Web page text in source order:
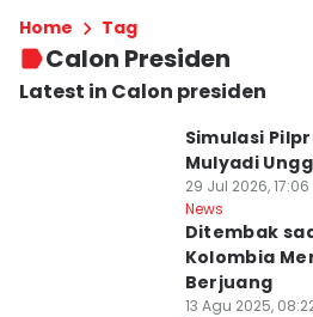
Home Tag
Calon Presiden
Latest in Calon presiden
Simulasi
Mulyadi
29 Jul 2026, 17:06
News
Ditembak
Kolombia
Berjuang
13 Agu 2025,